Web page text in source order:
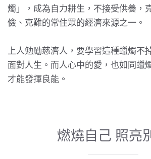
燭」，成為自力耕生，不接受供養，
儉、克難的常住眾的經濟來源之一。
上人勉勵慈濟人，要學習這種蠟燭不
面對人生。而人心中的愛，也如同蠟
才能發揮良能。
燃燒自己 照亮